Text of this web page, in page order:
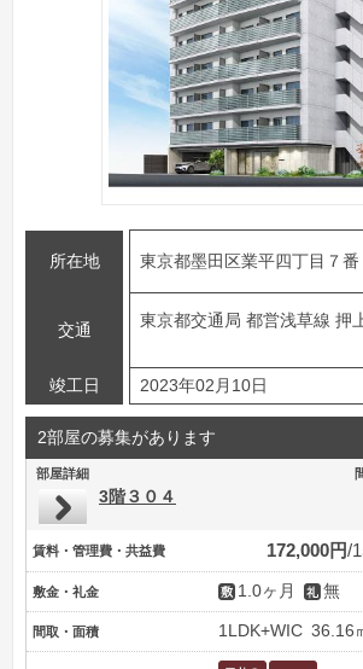
所在地 東京都墨田区業平四丁目７番
交通
東京都交通局 都営浅草線 押
竣工日 2023年02月10日
2部屋の募集があります
部屋詳細
3階３０４
賃料・管理費・共益費 172,000円
敷金・礼金 1.0ヶ月 無
間取・面積 1LDK+WIC 36.16